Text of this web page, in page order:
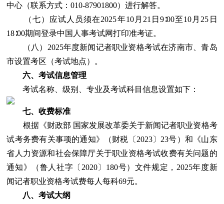
中心（联系方式：010-87901800）进行解答。
（七）应试人员须在2025年10月21日9∶00至10月25日
18∶00期间登录中国人事考试网打印准考证。
（八）2025年度新闻记者职业资格考试在济南市、青岛
市设置考区（考试地点）。
六、考试信息管理
考试名称、级别、专业及考试科目信息设置如下：
七、收费标准
根据《财政部 国家发展改革委关于新闻记者职业资格考
试考务费有关事项的通知》（财税〔2023〕23号）和《山东
省人力资源和社会保障厅关于职业资格考试收费有关问题的
通知》（鲁人社字〔2020〕180号）文件规定，2025年度新
闻记者职业资格考试费每人每科69元。
八、考试大纲